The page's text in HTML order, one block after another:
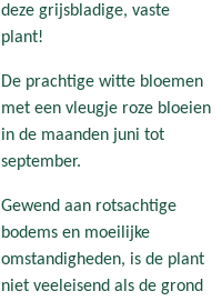
deze grijsbladige, vaste
plant!
De prachtige witte bloemen
met een vleugje roze bloeien
in de maanden juni tot
september.
Gewend aan rotsachtige
bodems en moeilijke
omstandigheden, is de plant
niet veeleisend als de grond